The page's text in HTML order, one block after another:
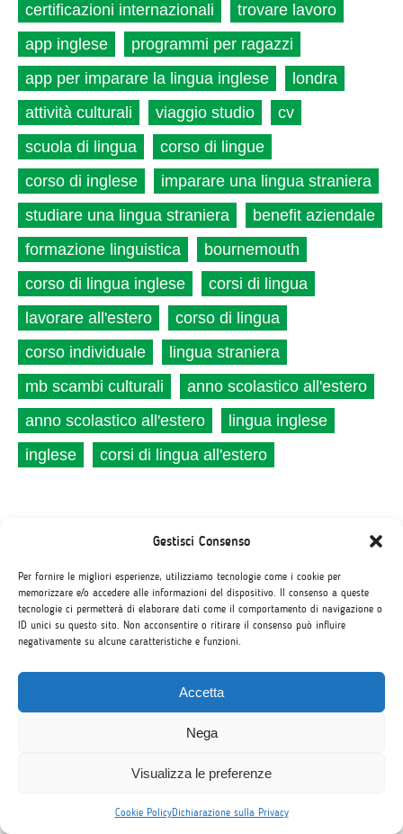
Gestisci Consenso
Per fornire le migliori esperienze, utilizziamo tecnologie come i cookie per
memorizzare e/o accedere alle informazioni del dispositivo. Il consenso a queste
tecnologie ci permetterà di elaborare dati come il comportamento di navigazione o
ID unici su questo sito. Non acconsentire o ritirare il consenso può influire
negativamente su alcune caratteristiche e funzioni.
Accetta
Nega
Visualizza le preferenze
Cookie PolicyDichiarazione sulla Privacy
certificazioni internazionali
trovare lavoro
app inglese
programmi per ragazzi
app per imparare la lingua inglese
londra
attività culturali
viaggio studio
cv
scuola di lingua
corso di lingue
corso di inglese
imparare una lingua straniera
studiare una lingua straniera
benefit aziendale
formazione linguistica
bournemouth
corso di lingua inglese
corsi di lingua
lavorare all'estero
corso di lingua
corso individuale
lingua straniera
mb scambi culturali
anno scolastico all'estero
anno scolastico all'estero
lingua inglese
inglese
corsi di lingua all'estero
Luglio 2026
Giugno 2026